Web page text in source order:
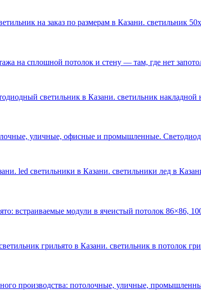
на заказ по размерам в Казани. светильник
на сплошной потолок и стену — там, где нет
светильник в Казани. светильник
уличные, офисные и промышленные.
led светильники в Казани. светильники лед в
встраиваемые модули в ячеистый потолок 86×86,
грильято в Казани. светильник в потолок
производства: потолочные, уличные,